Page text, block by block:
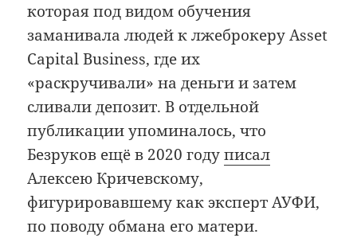
которая под видом обучения
заманивала людей к лжеброкеру Asset
Capital Business, где их
«раскручивали» на деньги и затем
сливали депозит. В отдельной
публикации упоминалось, что
Безруков ещё в 2020 годуписал
Алексею Кричевскому,
фигурировавшему как эксперт АУФИ,
по поводу обмана его матери.